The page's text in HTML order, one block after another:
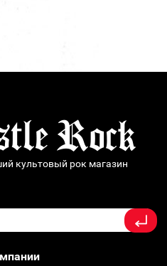
культовый рок магазин